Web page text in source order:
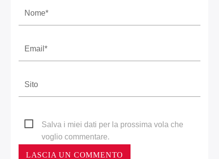
Salva i miei dati per la prossima vola che
voglio commentare.